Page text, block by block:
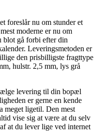
foreslår nu om stunder et
moderne er nu om
blot gå forbi efter din
Leveringsmetoden er
den prisbilligste fragttype
hulstr. 2,5 mm, lys grå
levering til din bopæl
er gerne en kende
meget ligetil. Den mest
vise sig at være at du selv
at du lever lige ved internet